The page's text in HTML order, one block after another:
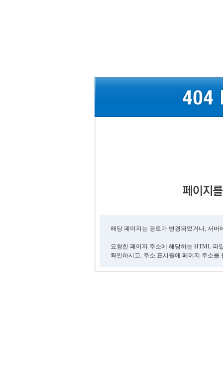
해당 페이지는 경로가 변경되었거나, 서
요청한 페이지 주소에 해당하는 HTML 파
확인하시고, 주소 표시줄에 페이지 주소